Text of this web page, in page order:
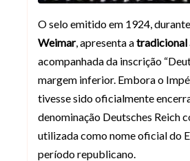
O selo emitido em 1924,
Weimar, apresenta atradicional
acompanhada da inscrição
margem inferior. Embora o
tivesse sido oficialmente
denominação Deutsches Reich
utilizada como nome oficial do
período republicano.